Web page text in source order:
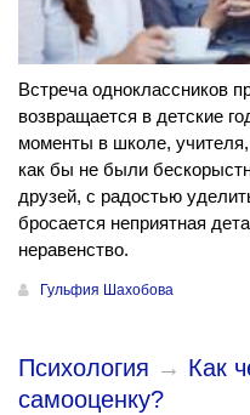
Встреча одноклассников
возвращается в детские
моменты в школе,
как бы не были
друзей, с радостью
бросается неприятная
неравенство.
Гульфия Шахобова
Психология → Как
самооценку?